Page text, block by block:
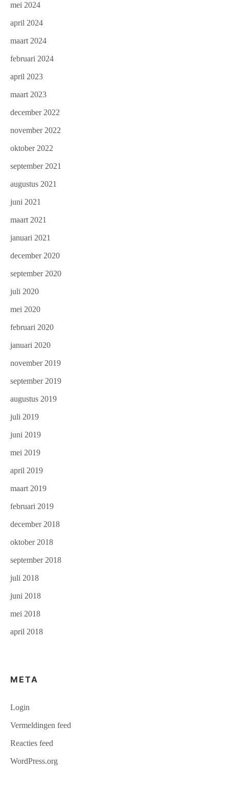
mei 2024
april 2024
maart 2024
februari 2024
april 2023
maart 2023
december 2022
november 2022
oktober 2022
september 2021
augustus 2021
juni 2021
maart 2021
januari 2021
december 2020
september 2020
juli 2020
mei 2020
februari 2020
januari 2020
november 2019
september 2019
augustus 2019
juli 2019
juni 2019
mei 2019
april 2019
maart 2019
februari 2019
december 2018
oktober 2018
september 2018
juli 2018
juni 2018
mei 2018
april 2018
META
Login
Vermeldingen feed
Reacties feed
WordPress.org